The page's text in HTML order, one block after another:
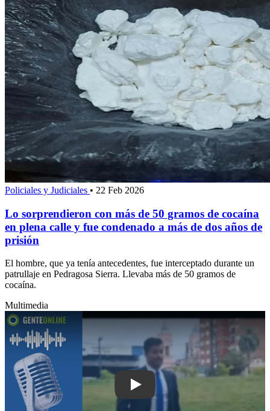
Policiales y Judiciales • 22 Feb 2026
Lo sorprendieron con más de 50 gramos de cocaína
en plena calle y fue condenado a más de dos años de
prisión
El hombre, que ya tenía antecedentes, fue interceptado durante un
patrullaje en Pedragosa Sierra. Llevaba más de 50 gramos de
cocaína.
Multimedia
Play: Asesinato de Aguiar: “Era la